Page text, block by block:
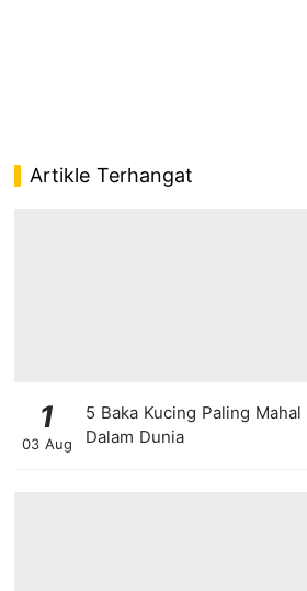
Artikle Terhangat
1
03 Aug
5 Baka Kucing Paling Mahal
Dalam Dunia